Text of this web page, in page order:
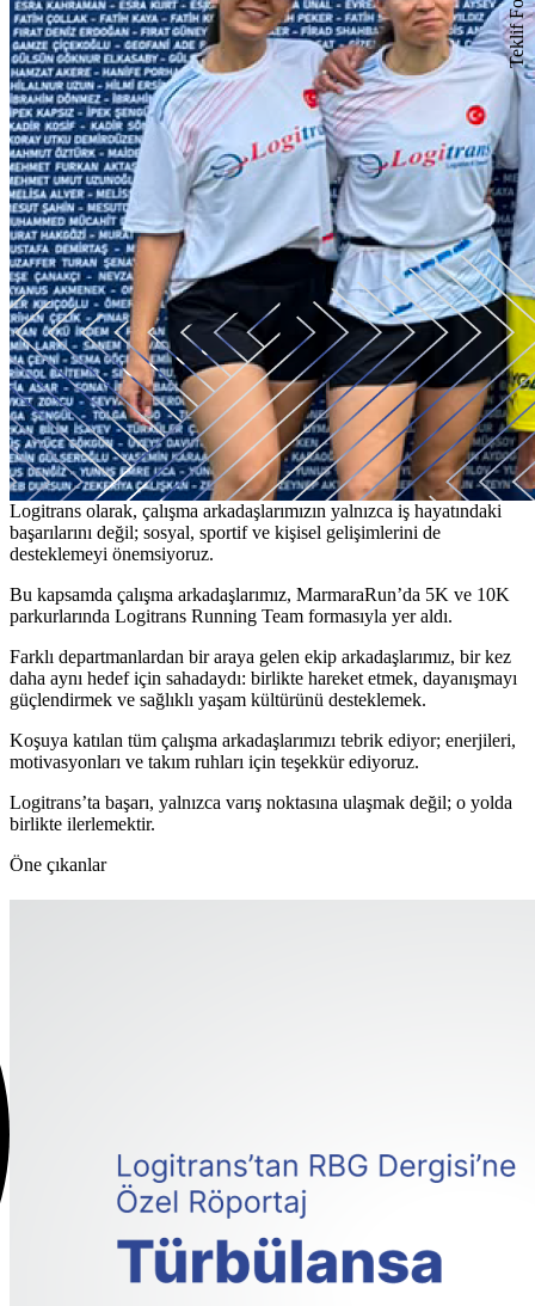
Logitrans olarak, çalışma arkadaşlarımızın yalnızca iş hayatındaki
başarılarını değil; sosyal, sportif ve kişisel gelişimlerini de
desteklemeyi önemsiyoruz.
Bu kapsamda çalışma arkadaşlarımız, MarmaraRun’da 5K ve 10K
parkurlarında Logitrans Running Team formasıyla yer aldı.
Farklı departmanlardan bir araya gelen ekip arkadaşlarımız, bir kez
daha aynı hedef için sahadaydı: birlikte hareket etmek, dayanışmayı
güçlendirmek ve sağlıklı yaşam kültürünü desteklemek.
Koşuya katılan tüm çalışma arkadaşlarımızı tebrik ediyor; enerjileri,
motivasyonları ve takım ruhları için teşekkür ediyoruz.
Logitrans’ta başarı, yalnızca varış noktasına ulaşmak değil; o yolda
birlikte ilerlemektir.
Öne çıkanlar